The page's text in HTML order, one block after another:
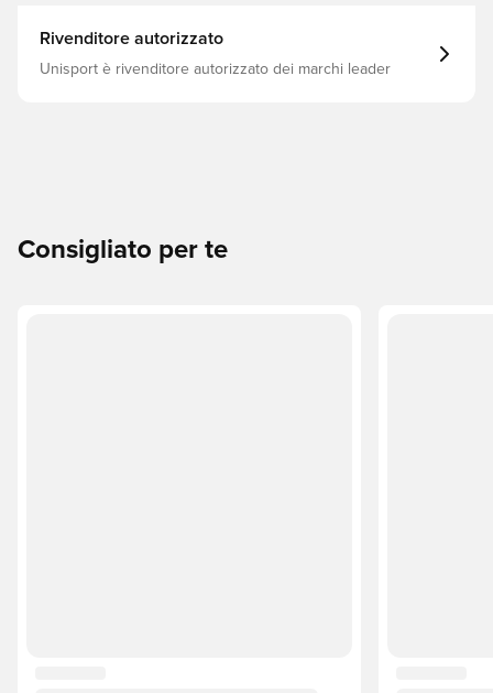
Rivenditore autorizzato
Unisport è rivenditore autorizzato dei marchi leader
Consigliato per te